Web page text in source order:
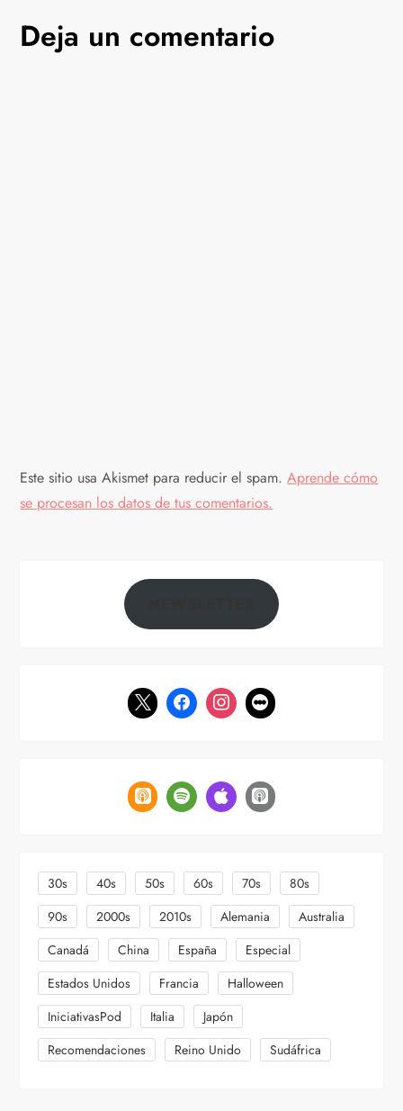
a
Deja un comentario
Este sitio usa Akismet para reducir el spam.Aprende cómo
se procesan los datos de tus comentarios.
30s 40s 50s 60s 70s
80s
90s
2000s 2010s Alemania
Australia
Canadá
China España
Especial
Estados Unidos
Francia
Halloween
IniciativasPod
Italia
Japón
Recomendaciones
Reino Unido Sudáfrica